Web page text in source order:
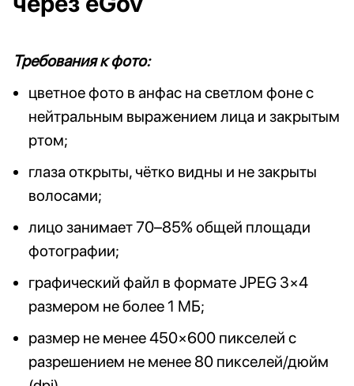
Требования к фото:
цветное фото в анфас на светлом фоне с
нейтральным выражением лица и закрытым
ртом;
глаза открыты, чётко видны и не закрыты
волосами;
лицо занимает 70–85% общей площади
фотографии;
графический файл в формате JPEG 3×4
размером не более 1 МБ;
размер не менее 450×600 пикселей с
разрешением не менее 80 пикселей/дюйм